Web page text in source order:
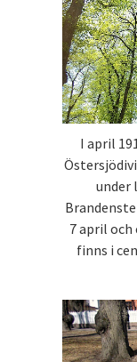
I april
under
7 april
finns i